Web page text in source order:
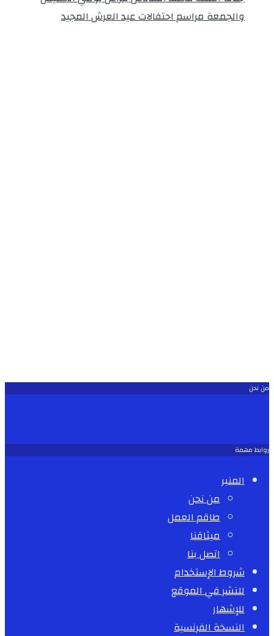
والجمعة مراسم احتفالات عيد العرش المجيد
من نحن
روابط مهمة
المنبر
من نحن
طاقم العمل
ميثاقنا
اتصل بنا
شروط الإستخدام
للنشر في الموقع
للإشهار
النسخة الفرنسية